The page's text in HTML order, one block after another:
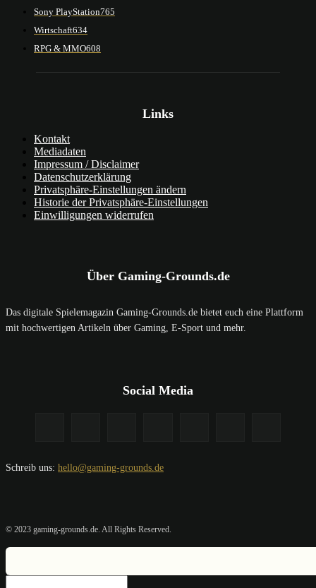
Sony PlayStation765
Wirtschaft634
RPG & MMO608
Links
Kontakt
Mediadaten
Impressum / Disclaimer
Datenschutzerklärung
Privatsphäre-Einstellungen ändern
Historie der Privatsphäre-Einstellungen
Einwilligungen widerrufen
Über Gaming-Grounds.de
Das digitale Spielemagazin Gaming-Grounds.de bietet euch eine Plattform
mit hochwertigen Artikeln über Gaming, E-Sport und mehr.
Social Media
Schreib uns: hello@gaming-grounds.de
© 2023 gaming-grounds.de. All Rights Reserved.